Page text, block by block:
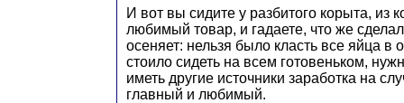
И вот вы сидите у разбитого корыта, из
любимый товар, и гадаете, что же
осеняет: нельзя было класть все яйца в
стоило сидеть на всем готовеньком,
иметь другие источники заработка на
главный и любимый.